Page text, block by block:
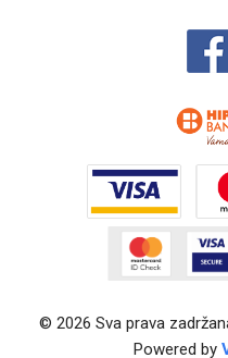
© 2026 Sva prava
Powered by